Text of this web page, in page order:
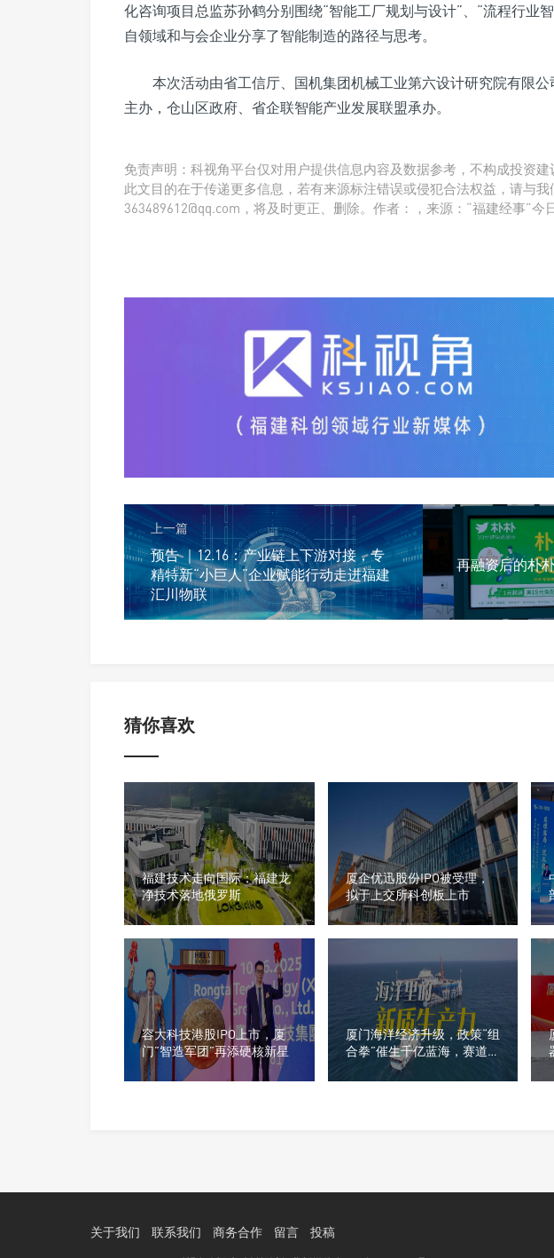
化咨询项目总监苏孙鹤分别围绕“智能工厂规划与设计”、“流程行业
自领域和与会企业分享了智能制造的路径与思考。
本次活动由省工信厅、国机集团机械工业第六设计研究院有限
主办，仓山区政府、省企联智能产业发展联盟承办。
免责声明：科视角平台仅对用户提供信息内容及数据参考，不构成投资
此文目的在于传递更多信息，若有来源标注错误或侵犯合法权益，请与我
363489612@qq.com，将及时更正、删除。作者：，来源：“福建经事”今
上一篇
预告 ｜12.16：产业链上下游对接，专
精特新“小巨人”企业赋能行动走进福建
汇川物联
再融资后的朴
猜你喜欢
福建技术走向国际：福建龙
净技术落地俄罗斯
厦企优迅股份IPO被受理，
拟于上交所科创板上市
容大科技港股IPO上市，厦
门”智造军团”再添硬核新星
厦门海洋经济升级，政策“组
合拳”催生千亿蓝海，赛道龙
头名单曝光
关于我们 联系我们 商务合作 留言 投稿